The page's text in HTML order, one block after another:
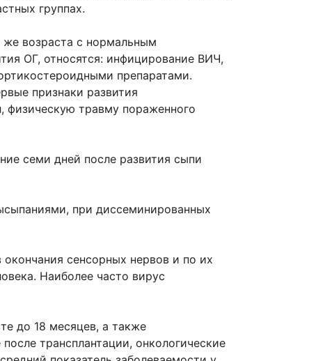
группах.
возраста с нормальным
ОГ, относятся: инфицирование ВИЧ,
препаратами.
признаки развития
физическую травму пораженного
семи дней после развития сыпи
при диссеминированных
сенсорных нервов и по их
Наиболее часто вирус
до 18 месяцев, а также
трансплантации, онкологические